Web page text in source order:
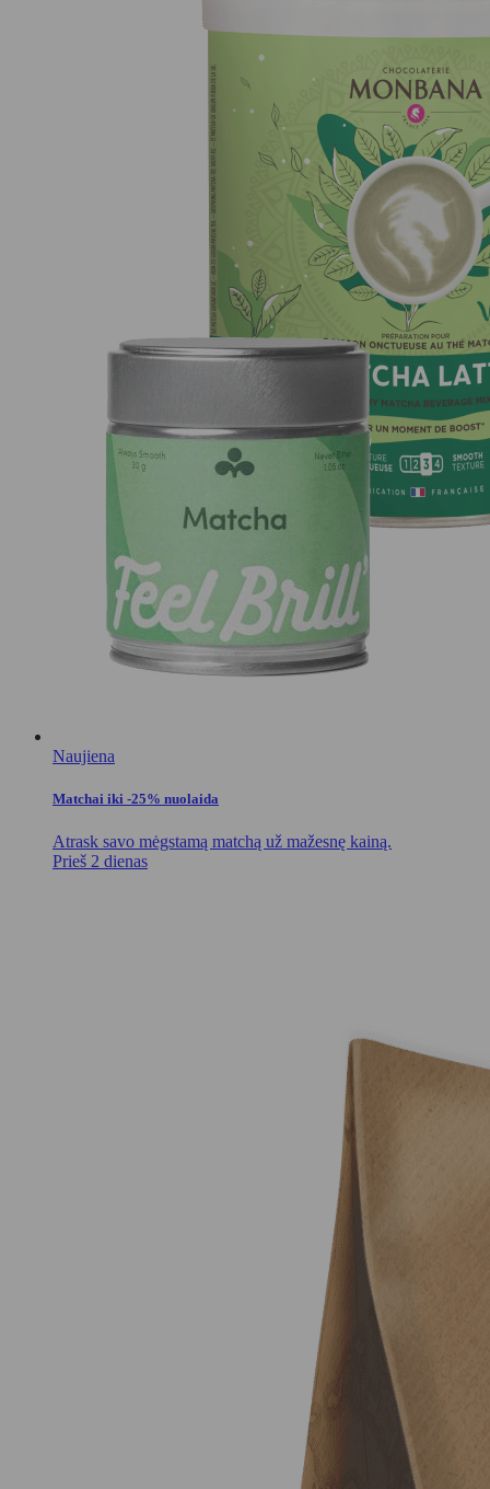
Naujiena
Matchai iki -25% nuolaida
Atrask savo mėgstamą matchą už mažesnę kainą.
Prieš 2 dienas